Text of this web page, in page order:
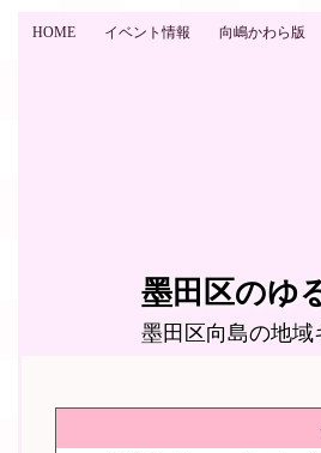
HOME イベント情報 向嶋かわら版
墨田区のゆ
墨田区向島の地域